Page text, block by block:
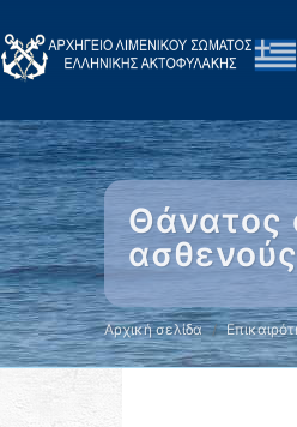
Θάνατος
Αρχική σελίδα